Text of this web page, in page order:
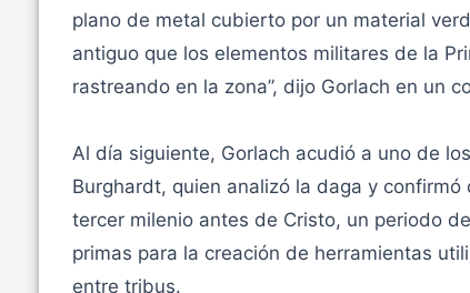
plano de metal cubierto por un material
antiguo que los elementos militares de la
rastreando en la zona”, dijo Gorlach en un
Al día siguiente, Gorlach acudió a uno de
Burghardt, quien analizó la daga y
tercer milenio antes de Cristo, un periodo
primas para la creación de herramientas
entre tribus.